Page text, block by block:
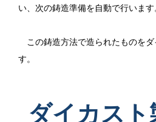
い、次の鋳造準備を自動で行います
この鋳造方法で造られたものをダ
す。
ダイカスト